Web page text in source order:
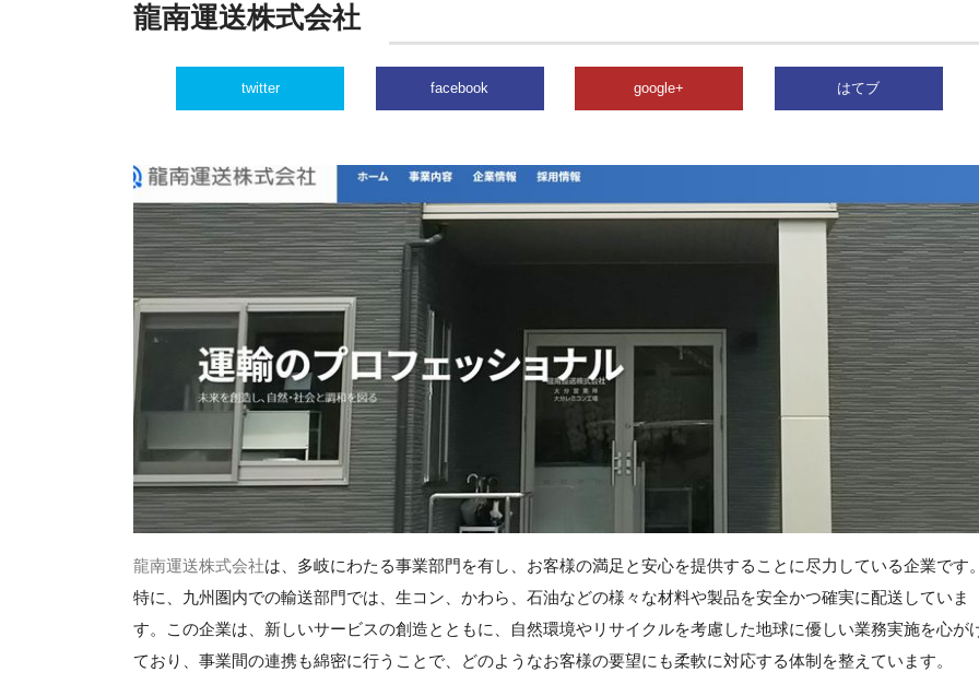
龍南運送株式会社
twitter facebook google+ はてブ
龍南運送株式会社は、多岐にわたる事業部門を有し、お客様の満足と安心を提供することに尽力している企業です。
特に、九州圏内での輸送部門では、生コン、かわら、石油などの様々な材料や製品を安全かつ確実に配送していま
す。この企業は、新しいサービスの創造とともに、自然環境やリサイクルを考慮した地球に優しい業務実施を心が
ており、事業間の連携も綿密に行うことで、どのようなお客様の要望にも柔軟に対応する体制を整えています。